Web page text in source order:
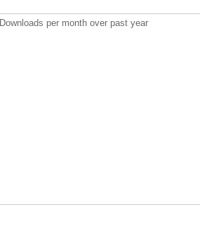
Downloads per month over past year